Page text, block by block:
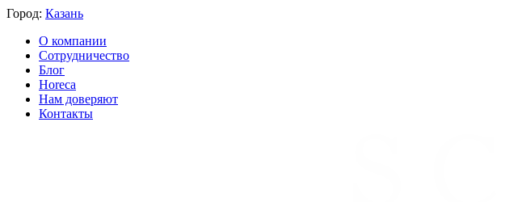
Город: Казань
О компании
Сотрудничество
Блог
Horeca
Нам доверяют
Контакты